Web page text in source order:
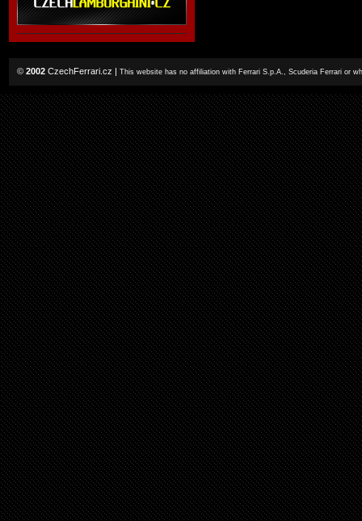
© 2002 CzechFerrari.cz | This website has no affiliation with Ferrari S.p.A., Scuderia Ferrari or